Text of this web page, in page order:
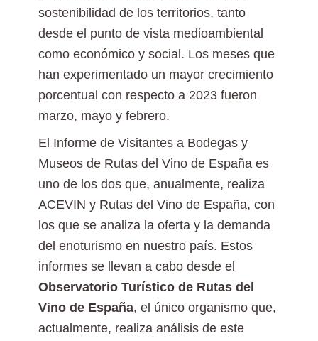
sostenibilidad de los territorios, tanto
desde el punto de vista medioambiental
como económico y social. Los meses que
han experimentado un mayor crecimiento
porcentual con respecto a 2023 fueron
marzo, mayo y febrero.
El Informe de Visitantes a Bodegas y
Museos de Rutas del Vino de España es
uno de los dos que, anualmente, realiza
ACEVIN y Rutas del Vino de España, con
los que se analiza la oferta y la demanda
del enoturismo en nuestro país. Estos
informes se llevan a cabo desde el
Observatorio Turístico de Rutas del
Vino de España, el único organismo que,
actualmente, realiza análisis de este